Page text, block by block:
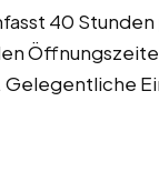
40
Gelegentliche